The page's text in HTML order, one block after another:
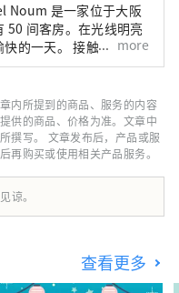
Noum 是一家位于大阪
50 间客房。在光线明亮
。 接触 +81 6-
um.jp
more
内所提到的商品、服务的内容
供的商品、价格为准。文章中
撰写。 文章发布后，产品或服
再购买或使用相关产品服务。
谅。
查看更多